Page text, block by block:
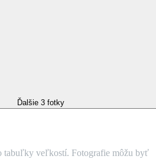
je však sýtejší a výraznejší.